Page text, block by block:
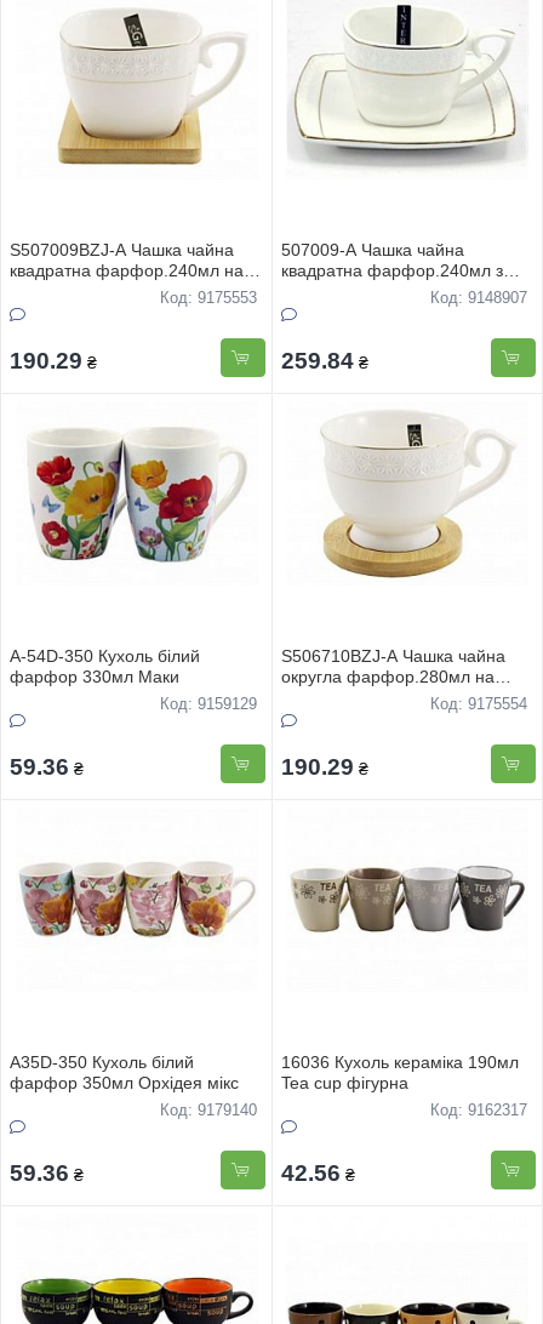
S507009BZJ-A Чашка чайна
квадратна фарфор.240мл на
бамбуковiй пiдставцi Снігова
королева
Код: 9175553
190.29 ₴
507009-A Чашка чайна
квадратна фарфор.240мл з
блюдцем в запайці Сніжна
королева
Код: 9148907
259.84 ₴
А-54D-350 Кухоль білий
фарфор 330мл Маки
Код: 9159129
59.36 ₴
S506710BZJ-A Чашка чайна
округла фарфор.280мл на
бамуковiй пiдставцi Снігова
королева
Код: 9175554
190.29 ₴
А35D-350 Кухоль білий
фарфор 350мл Орхiдея мiкс
Код: 9179140
59.36 ₴
16036 Кухоль кераміка 190мл
Tea cup фігурна
Код: 9162317
42.56 ₴